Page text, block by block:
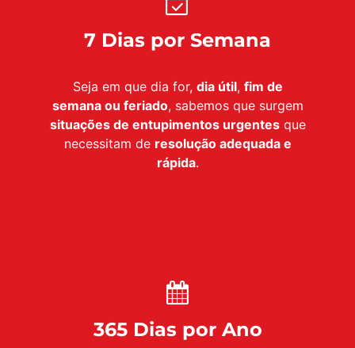
7 Dias por Semana
Seja em que dia for, dia útil, fim de
semana ou feriado, sabemos que surgem
situações de entupimentos urgentesque
necessitam de resolução adequada e
rápida.
365 Dias por Ano